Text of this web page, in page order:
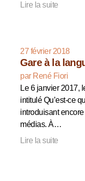
Lire la suite
27 février 2018
Gare à la
par René Fiori
Le 6 janvier 2017,
intitulé Qu’est-ce
introduisant
médias. À…
Lire la suite